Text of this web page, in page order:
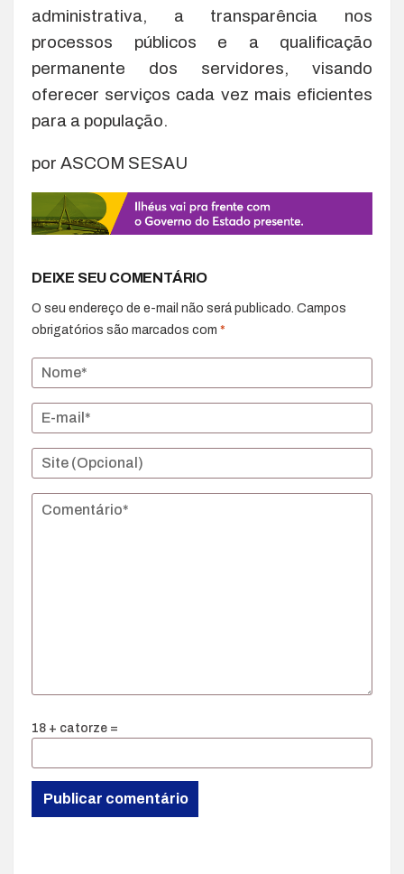
administrativa, a transparência nos
processos públicos e a qualificação
permanente dos servidores, visando
oferecer serviços cada vez mais eficientes
para a população.
por ASCOM SESAU
DEIXE SEU COMENTÁRIO
O seu endereço de e-mail não será publicado. Campos
obrigatórios são marcados com *
18 + catorze =